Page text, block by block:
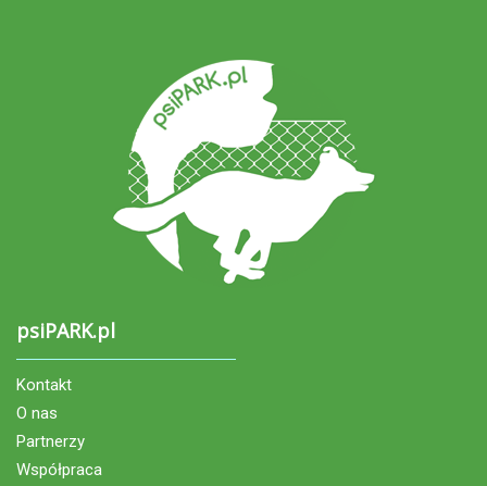
psiPARK.pl
Kontakt
O nas
Partnerzy
Współpraca